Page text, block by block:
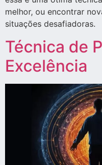
melhor, ou encontrar
situações desafiadoras.
Técnica de
Excelência